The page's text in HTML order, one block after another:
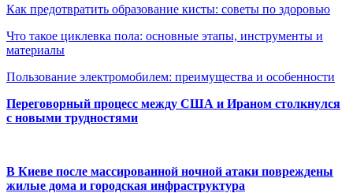
Как предотвратить образование кисты: советы по здоровью
Что такое циклевка пола: основные этапы, инструменты и
материалы
Пользование электромобилем: преимущества и особенности
Переговорный процесс между США и Ираном столкнулся
с новыми трудностями
В Киеве после массированной ночной атаки повреждены
жилые дома и городская инфраструктура